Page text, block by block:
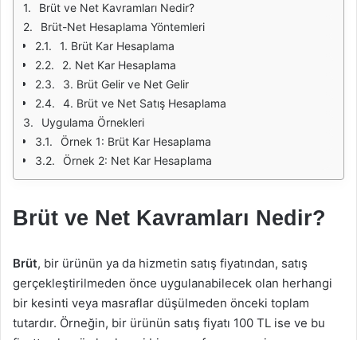
Brüt ve Net Kavramları Nedir?
Brüt-Net Hesaplama Yöntemleri
1. Brüt Kar Hesaplama
2. Net Kar Hesaplama
3. Brüt Gelir ve Net Gelir
4. Brüt ve Net Satış Hesaplama
Uygulama Örnekleri
Örnek 1: Brüt Kar Hesaplama
Örnek 2: Net Kar Hesaplama
Brüt ve Net Kavramları Nedir?
Brüt, bir ürünün ya da hizmetin satış fiyatından, satış
gerçekleştirilmeden önce uygulanabilecek olan herhangi
bir kesinti veya masraflar düşülmeden önceki toplam
tutardır. Örneğin, bir ürünün satış fiyatı 100 TL ise ve bu